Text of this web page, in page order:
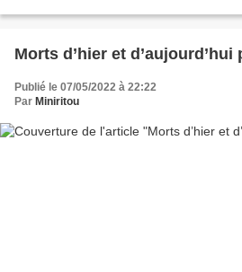
Morts d’hier et d’aujourd’hui
Publié le 07/05/2022 à 22:22
Par Miniritou